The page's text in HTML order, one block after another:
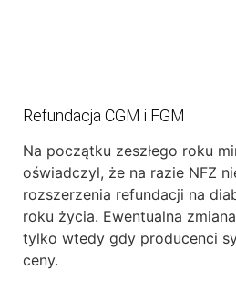
Refundacja CGM i FGM
Na początku zeszłego roku
oświadczył, że na razie NFZ
rozszerzenia refundacji na
roku życia. Ewentualna
tylko wtedy gdy producenci
ceny.